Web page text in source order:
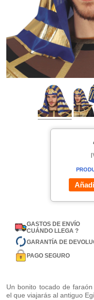
GASTOS DE ENVÍO
CUÁNDO LLEGA ?
GARANTÍA DE
PAGO SEGURO
Un bonito tocado de
el que viajarás al antiguo